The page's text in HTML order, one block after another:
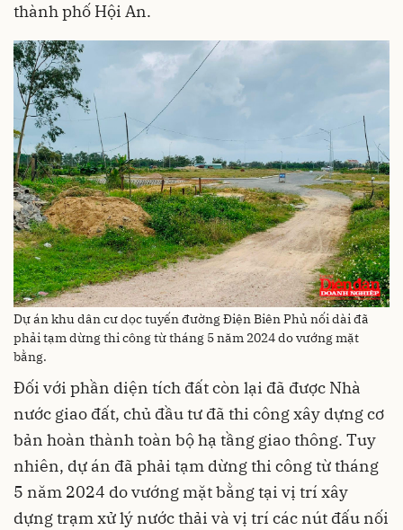
thành phố Hội An.
Dự án khu dân cư dọc tuyến đường Điện Biên Phủ nối dài đã
phải tạm dừng thi công từ tháng 5 năm 2024 do vướng mặt
bằng.
Đối với phần diện tích đất còn lại đã được Nhà
nước giao đất, chủ đầu tư đã thi công xây dựng cơ
bản hoàn thành toàn bộ hạ tầng giao thông. Tuy
nhiên, dự án đã phải tạm dừng thi công từ tháng
5 năm 2024 do vướng mặt bằng tại vị trí xây
dựng trạm xử lý nước thải và vị trí các nút đấu nối